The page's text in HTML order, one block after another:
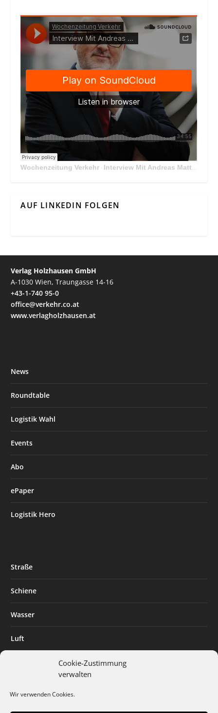
Cookie-Zustimmung
verwalten
Wir verwenden Cookies.
Wochenzeitung Verkehr · Interview Mit Andreas Matthä, CEO der ÖBB Holding
AUF LINKEDIN FOLGEN
Verlag Holzhausen GmbH
A-1030 Wien, Traungasse 14-16
+43-1-740 95-0
office@verkehr.co.at
www.verlagholzhausen.at
News
Roundtable
Logistik Wahl
Events
Abo
ePaper
Logistik Hero
Straße
Schiene
Wasser
Luft
Digitalisierung